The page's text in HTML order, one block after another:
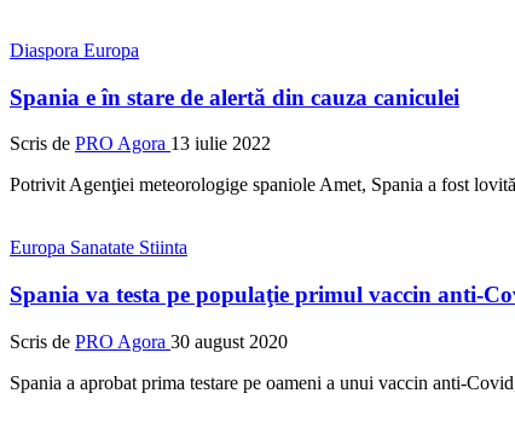
Diaspora Europa
Spania e în stare de alertă din cauza caniculei
Scris de PRO Agora 13 iulie 2022
Potrivit Agenţiei meteorologige spaniole Amet, Spania a fost
Europa Sanatate Stiinta
Spania va testa pe populaţie primul vaccin anti-
Scris de PRO Agora 30 august 2020
Spania a aprobat prima testare pe oameni a unui vaccin anti-